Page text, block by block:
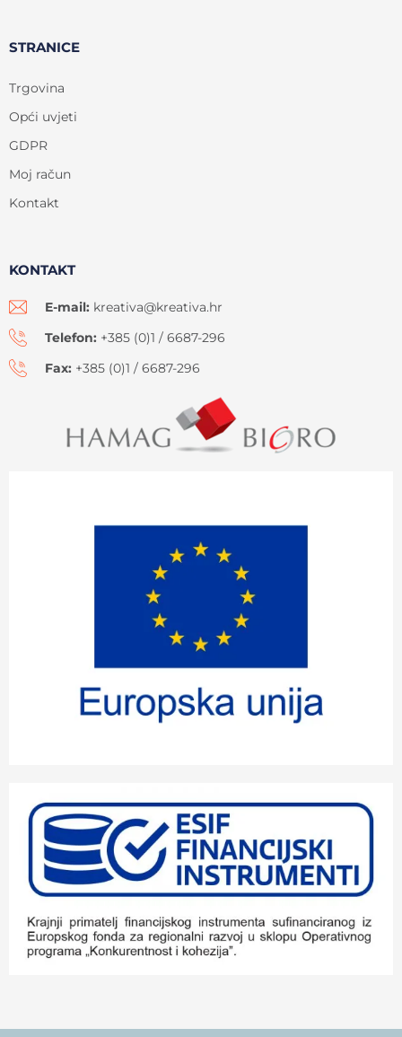
STRANICE
Trgovina
Opći uvjeti
GDPR
Moj račun
Kontakt
KONTAKT
E-mail: kreativa@kreativa.hr
Telefon: +385 (0)1 / 6687-296
Fax: +385 (0)1 / 6687-296